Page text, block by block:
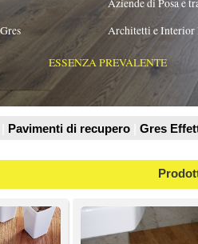
di recupero Gres Effetto Legno
Prodotti
Bagno con tappeto classico su fondo
rovere. Dimensioni tappeto cm 79 x cm
112, essenze Rovere, ...